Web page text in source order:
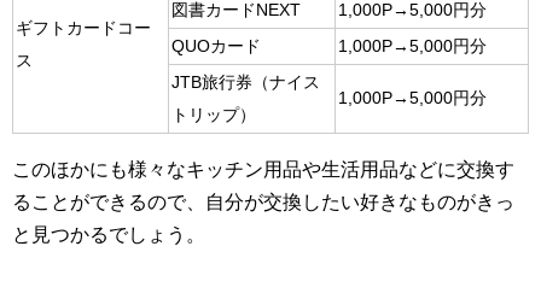
ギフトカードコー
ス
図書カードNEXT
1,000P→5,000円分
QUOカード
1,000P→5,000円分
JTB旅行券（ナイス
トリップ）
1,000P→5,000円分
このほかにも様々なキッチン用品や生活用品などに交換す
ることができるので、自分が交換したい好きなものがきっ
と見つかるでしょう。